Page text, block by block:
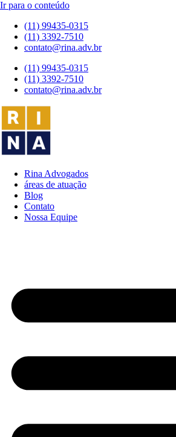
Ir para o conteúdo
(11) 99435-0315
(11) 3392-7510
contato@rina.adv.br
(11) 99435-0315
(11) 3392-7510
contato@rina.adv.br
Rina Advogados
áreas de atuação
Blog
Contato
Nossa Equipe